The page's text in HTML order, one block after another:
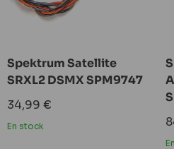
Spektrum Satellite
SRXL2 DSMX SPM9747
Prix
réduit
34,99 €
En stock